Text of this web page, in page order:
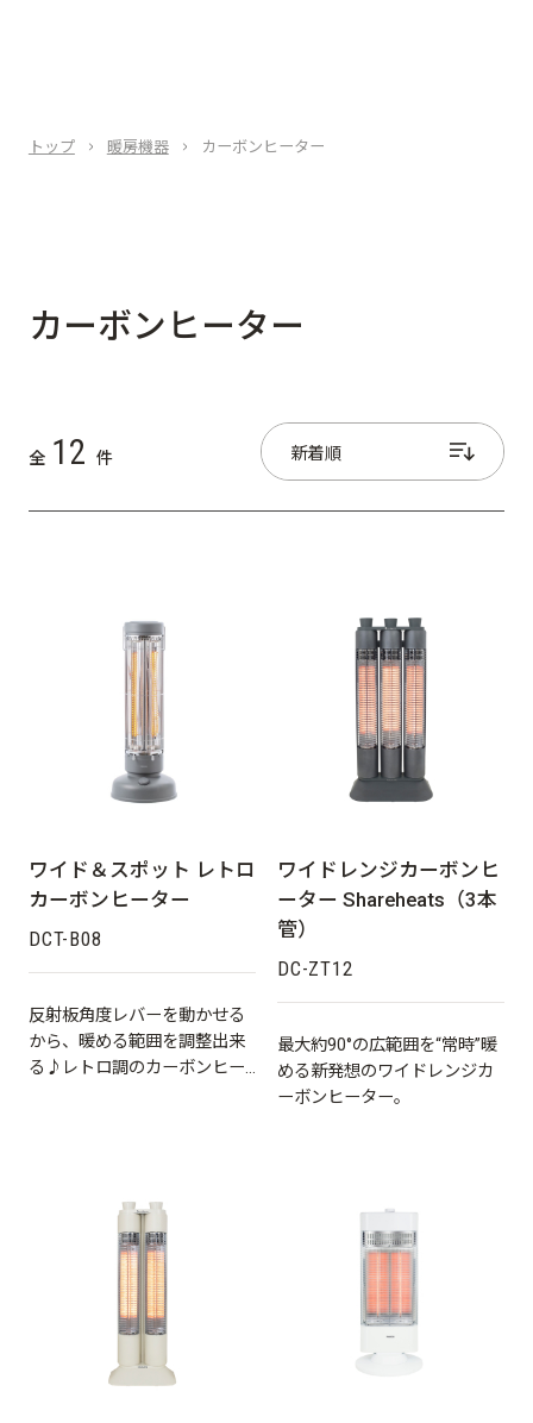
トップ 暖房機器 カーボンヒーター
カーボンヒーター
全 12 件
ワイド＆スポット レトロ
カーボンヒーター
DCT-B08
反射板角度レバーを動かせる
から、暖める範囲を調整出来
る♪レトロ調のカーボンヒー
ワイドレンジカーボンヒ
ーター Shareheats（3本
管）
DC-ZT12
最大約90°の広範囲を“常時”暖
める新発想のワイドレンジカ
ーボンヒーター。